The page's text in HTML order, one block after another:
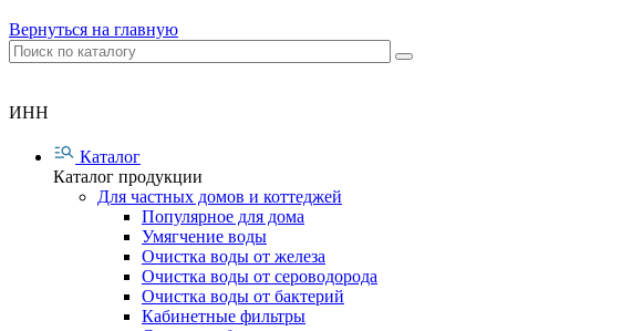
Вернуться на главную
ИНН
Каталог
Каталог продукции
Для частных домов и коттеджей
Популярное для дома
Умягчение воды
Очистка воды от железа
Очистка воды от сероводорода
Очистка воды от бактерий
Кабинетные фильтры